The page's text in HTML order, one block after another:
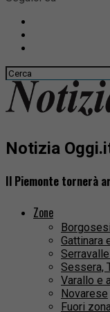
Notizia
Il Piemonte tornerà
Zone
Gattinara
Sessera,
Varallo e
Novarese
Fuori